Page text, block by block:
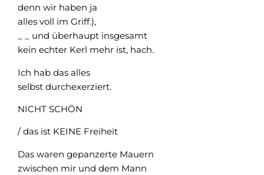
denn wir haben ja
alles voll im Griff.),
_ _ und überhaupt insgesamt
kein echter Kerl mehr ist, hach.
Ich hab das alles
selbst durchexerziert.
NICHT SCHÖN
/ das ist KEINE Freiheit
Das waren gepanzerte Mauern
zwischen mir und dem Mann